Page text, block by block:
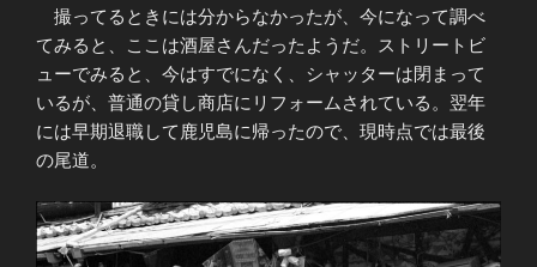
撮ってるときには分からなかったが、今になって調べ
てみると、ここは酒屋さんだったようだ。ストリートビ
ューでみると、今はすでになく、シャッターは閉まって
いるが、普通の貸し商店にリフォームされている。翌年
には早期退職して鹿児島に帰ったので、現時点では最後
の尾道。